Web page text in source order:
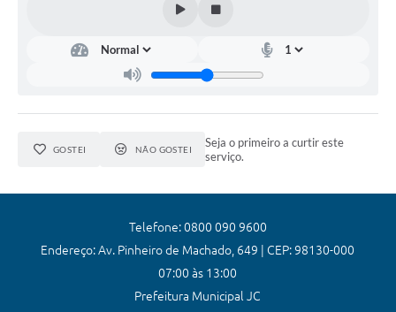
GOSTEI NÃO GOSTEI
Seja o primeiro a curtir este
serviço.
Telefone: 0800 090 9600
Endereço: Av. Pinheiro de Machado, 649 | CEP: 98130-000
07:00 às 13:00
Prefeitura Municipal JC